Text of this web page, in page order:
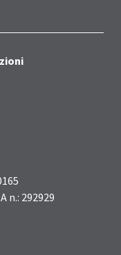
n.: 292929